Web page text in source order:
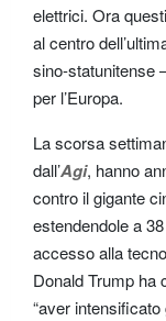
elettrici. Ora
al centro
sino-statunitense
per l’Europa.
La scorsa
dall’Agi, hanno
contro il gigante
estendendole a
accesso alla
Donald Trump ha
“aver